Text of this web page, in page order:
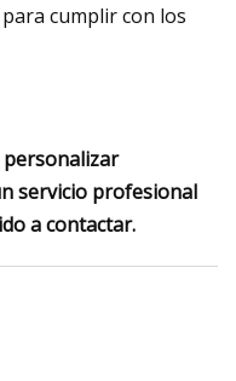
cumplir con los
servicio profesional
a contactar.